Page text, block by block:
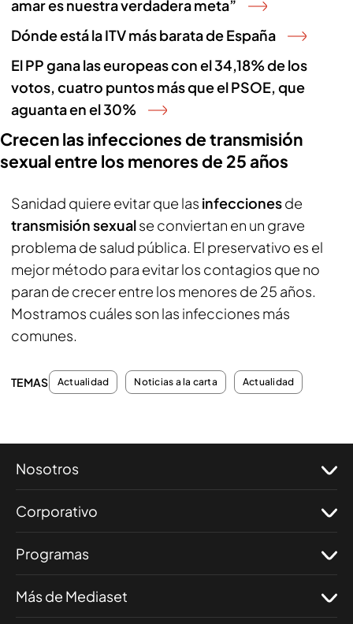
amar es nuestra verdadera meta”
Dónde está la ITV más barata de España
El PP gana las europeas con el 34,18% de los
votos, cuatro puntos más que el PSOE, que
aguanta en el 30%
Crecen las infecciones de transmisión
sexual entre los menores de 25 años
Sanidad quiere evitar que las infeccionesde
transmisión sexualse conviertan en un grave
problema de salud pública. El preservativo es el
mejor método para evitar los contagios que no
paran de crecer entre los menores de 25 años.
Mostramos cuáles son las infecciones más
comunes.
TEMAS Actualidad Noticias a la carta Actualidad
Nosotros
Corporativo
Programas
Más de Mediaset